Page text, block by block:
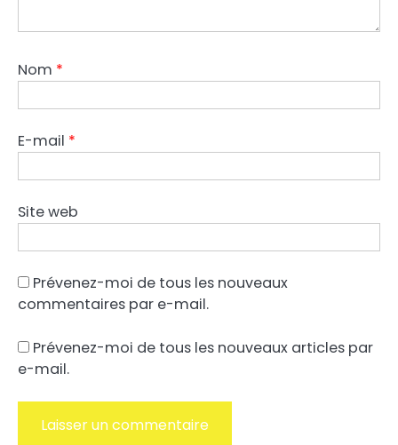
Nom *
E-mail *
Site web
Prévenez-moi de tous les nouveaux
commentaires par e-mail.
Prévenez-moi de tous les nouveaux articles par
e-mail.